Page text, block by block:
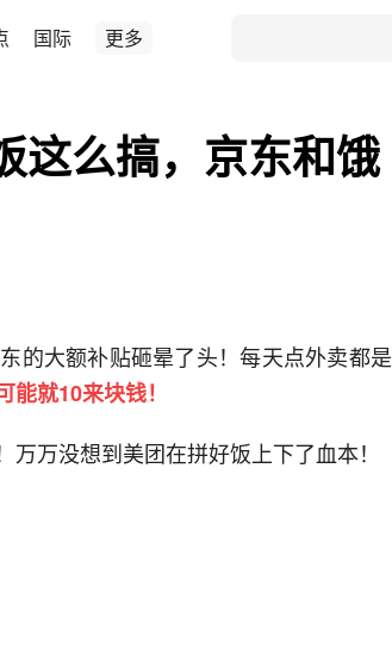
国际 更多
这么搞，京东和饿
的大额补贴砸晕了头！每天点外卖都是
就10来块钱！
万没想到美团在拼好饭上下了血本！